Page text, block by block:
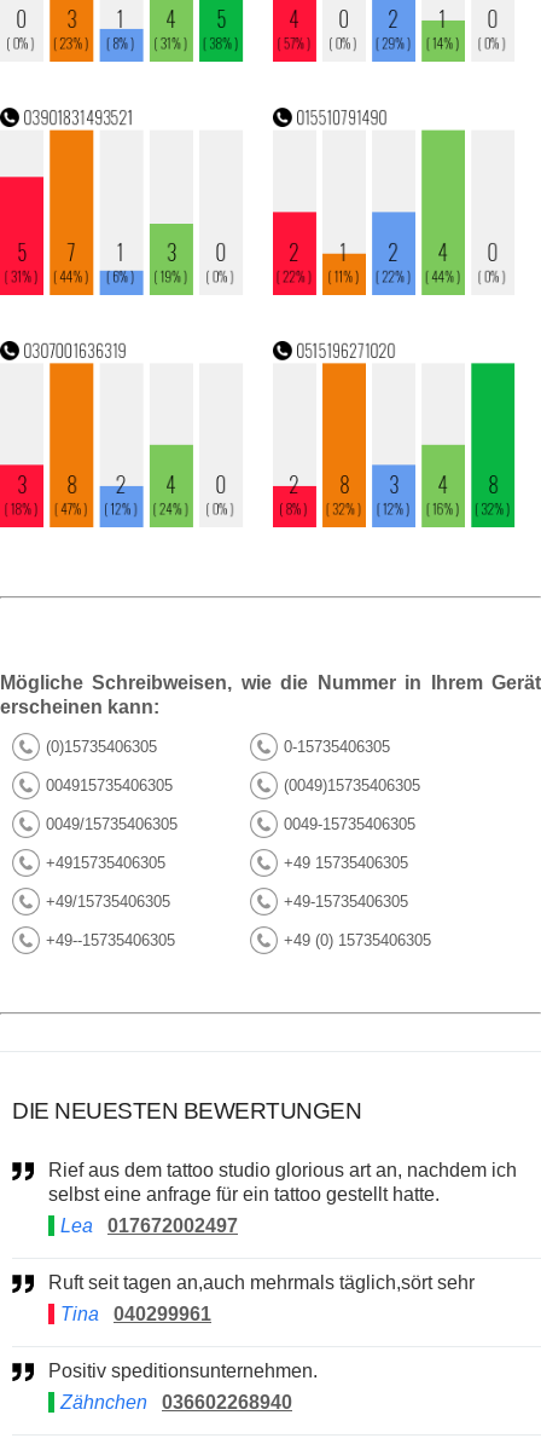
Mögliche Schreibweisen, wie die Nummer in Ihrem Gerät
erscheinen kann:
(0)15735406305 0-15735406305
004915735406305 (0049)15735406305
0049/15735406305 0049-15735406305
+4915735406305 +49 15735406305
+49/15735406305 +49-15735406305
+49--15735406305 +49 (0) 15735406305
DIE NEUESTEN BEWERTUNGEN
Rief aus dem tattoo studio glorious art an, nachdem ich
selbst eine anfrage für ein tattoo gestellt hatte.
Lea
017672002497
Ruft seit tagen an,auch mehrmals täglich,sört sehr
Tina
040299961
Positiv speditionsunternehmen.
Zähnchen
036602268940